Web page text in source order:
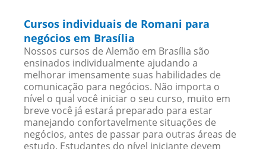
Cursos individuais de Romani para
negócios em Brasília
Nossos cursos de Alemão em Brasília são
ensinados individualmente ajudando a
melhorar imensamente suas habilidades de
comunicação para negócios. Não importa o
nível o qual você iniciar o seu curso, muito em
breve você já estará preparado para estar
manejando confortavelmente situações de
negócios, antes de passar para outras áreas de
estudo. Estudantes do nível iniciante devem